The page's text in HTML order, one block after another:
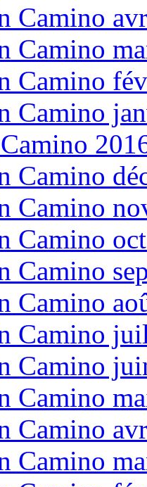
Camino
Camino
Camino
Camino
Camino
Camino
Camino
Camino
Camino
Camino
Camino
Camino
Camino
Camino